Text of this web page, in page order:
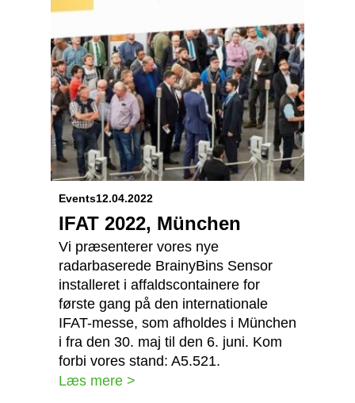
Events12.04.2022
IFAT 2022, München
Vi præsenterer vores nye
radarbaserede BrainyBins Sensor
installeret i affaldscontainere for
første gang på den internationale
IFAT-messe, som afholdes i München
i fra den 30. maj til den 6. juni. Kom
forbi vores stand: A5.521.
Læs mere >